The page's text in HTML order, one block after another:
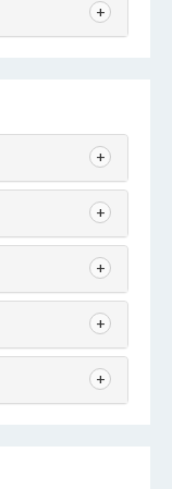
+
+
+
+
+
+